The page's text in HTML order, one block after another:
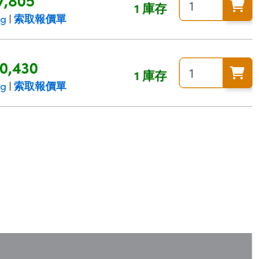
| 索取報價單
1 庫存
| 索取報價單
1 庫存